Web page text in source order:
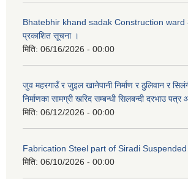
Bhatebhir khand sadak Construction ward
प्रकाशित सूचना ।
मिति: 06/16/2026 - 00:00
जुव महरगाउँ र जुइल खानेपानी निर्माण र ठुलिवान र
निर्माणका सामग्री खरिद सम्बन्धी सिलबन्दी दरभाउ पत्र
मिति: 06/12/2026 - 00:00
Fabrication Steel part of Siradi
मिति: 06/10/2026 - 00:00